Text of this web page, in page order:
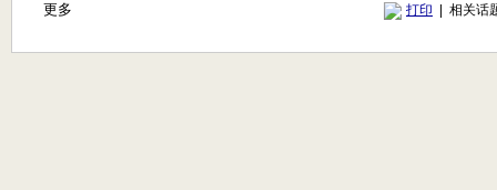
更多 打印 | 相关话